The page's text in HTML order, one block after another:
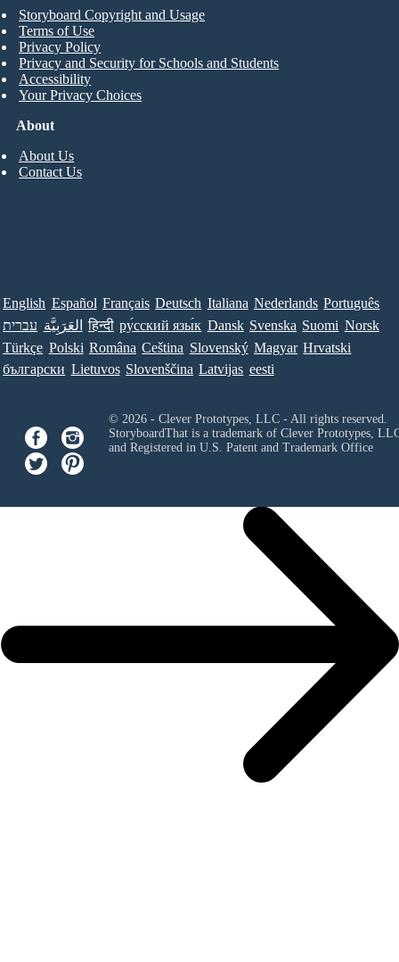
About
About Us
Contact Us
Storyboard Copyright and Usage
Terms of Use
Privacy Policy
Privacy and Security for Schools and Students
Accessibility
Your Privacy Choices
English Español Français Deutsch Italiana Nederlands Português
עברית العَرَبِيَّة हिन्दी ру́сский язы́к Dansk Svenska Suomi Norsk
Türkçe Polski Româna Ceština Slovenský Magyar Hrvatski
български Lietuvos Slovenščina Latvijas eesti
© 2026 - Clever Prototypes, LLC - All rights reserved.
StoryboardThat is a trademark of Clever Prototypes,
and Registered in U.S. Patent and Trademark Office